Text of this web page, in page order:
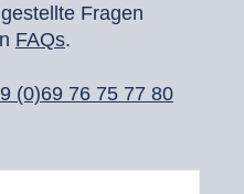
Fragen
FAQs.
(0)69 76 75 77 80